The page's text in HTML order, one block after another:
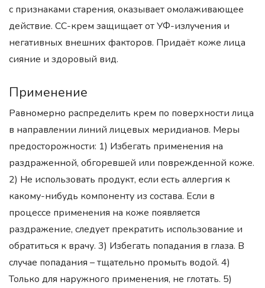
с признаками старения, оказывает омолаживающее
действие. СС-крем защищает от УФ-излучения и
негативных внешних факторов. Придаёт коже лица
сияние и здоровый вид.
Применение
Равномерно распределить крем по поверхности лица
в направлении линий лицевых меридианов. Меры
предосторожности: 1) Избегать применения на
раздраженной, обгоревшей или поврежденной коже.
2) Не использовать продукт, если есть аллергия к
какому-нибудь компоненту из состава. Если в
процессе применения на коже появляется
раздражение, следует прекратить использование и
обратиться к врачу. 3) Избегать попадания в глаза. В
случае попадания – тщательно промыть водой. 4)
Только для наружного применения, не глотать. 5)